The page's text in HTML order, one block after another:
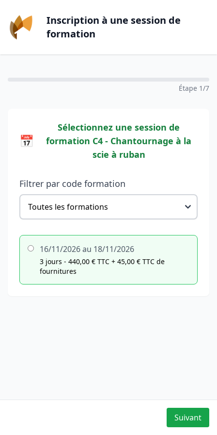
Inscription à une session de
formation
Étape 1/7
📅
Sélectionnez une session de
formation C4 - Chantournage à la
scie à ruban
Filtrer par code formation
16/11/2026 au 18/11/2026
3 jours - 440,00 € TTC + 45,00 € TTC de
fournitures
Suivant